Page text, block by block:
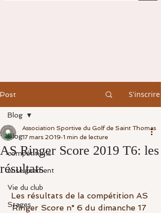
Post S'inscrire
Blog
compétitions
enseignement
Vie du club
Stages
Blog
AS Ringer Score 2019 T6: les
résultats
Association Sportive du Golf de Saint Thomas
17 mars 2019 1 min de lecture
Les résultats de la compétition AS
Ringer Score n° 6 du dimanche 17